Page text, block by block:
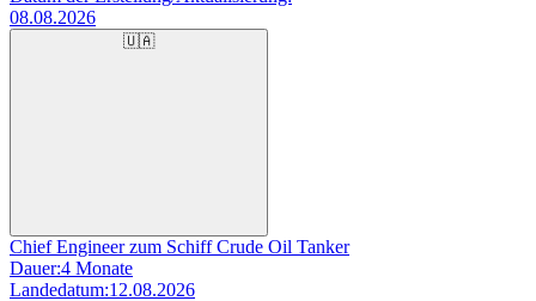
08.08.2026
🇺🇦
Chief Engineer zum Schiff Crude Oil Tanker
Dauer:4 Monate
Landedatum:12.08.2026